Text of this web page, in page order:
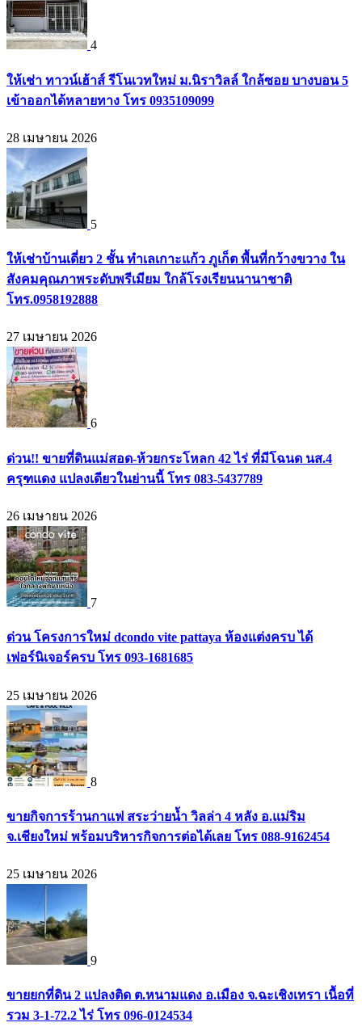
4
ให้เช่า ทาวน์เฮ้าส์ รีโนเวทใหม่ ม.นิราวิลล์ ใกล้ซอย บางบอน 5
เข้าออกได้หลายทาง โทร 0935109099
28 เมษายน 2026
5
ให้เช่าบ้านเดี่ยว 2 ชั้น ทำเลเกาะแก้ว ภูเก็ต พื้นที่กว้างขวาง ใน
สังคมคุณภาพระดับพรีเมียม ใกล้โรงเรียนนานาชาติ
โทร.0958192888
27 เมษายน 2026
6
ด่วน!! ขายที่ดินแม่สอด-ห้วยกระโหลก 42 ไร่ ที่มีโฉนด นส.4
ครุฑแดง แปลงเดียวในย่านนี้ โทร 083-5437789
26 เมษายน 2026
7
ด่วน โครงการใหม่ dcondo vite pattaya ห้องแต่งครบ ได้
เฟอร์นิเจอร์ครบ โทร 093-1681685
25 เมษายน 2026
8
ขายกิจการร้านกาแฟ สระว่ายน้ำ วิลล่า 4 หลัง อ.แม่ริม
จ.เชียงใหม่ พร้อมบริหารกิจการต่อได้เลย โทร 088-9162454
25 เมษายน 2026
9
ขายยกที่ดิน 2 แปลงติด ต.หนามแดง อ.เมือง จ.ฉะเชิงเทรา เนื้อที่
รวม 3-1-72.2 ไร่ โทร 096-0124534